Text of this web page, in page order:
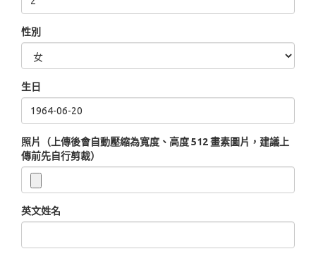
性別
生日
照片（上傳後會自動壓縮為寬度、高度 512 畫素圖片，建議上
傳前先自行剪裁）
英文姓名